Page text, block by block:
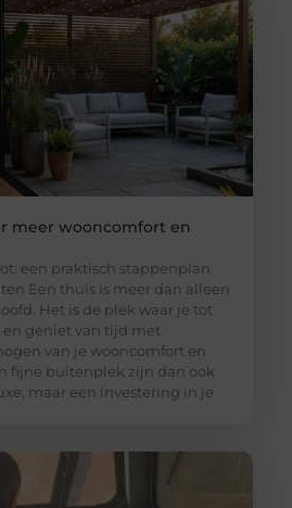
meer wooncomfort en
een praktisch stappenplan
Een thuis is meer dan alleen
Het is de plek waar je tot
geniet van tijd met
van je wooncomfort en
fijne buitenplek zijn dan ook
maar een investering in je